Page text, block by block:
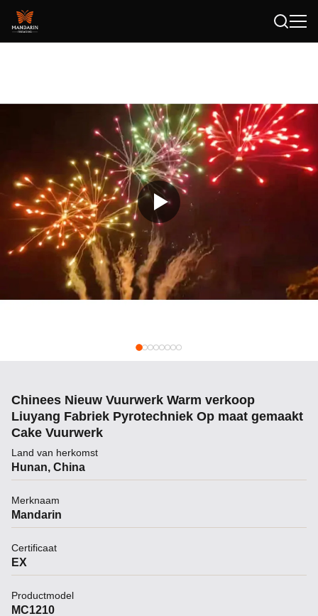
Chinees Nieuw Vuurwerk Warm verkoop
Liuyang Fabriek Pyrotechniek Op maat gemaakt
Cake Vuurwerk
Land van herkomst
Hunan, China
Merknaam
Mandarin
Certificaat
EX
Productmodel
MC1210